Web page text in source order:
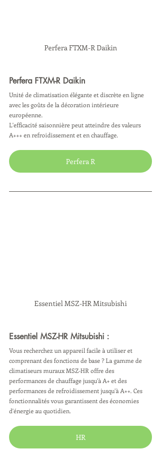
Perfera FTXM-R Daikin
Perfera FTXM-R Daikin
Unité de climatisation élégante et discrète en ligne
avec les goûts de la décoration intérieure
européenne.
L'efficacité saisonnière peut atteindre des valeurs
A+++ en refroidissement et en chauffage.
Perfera R
Essentiel MSZ-HR Mitsubishi
Essentiel MSZ-HR Mitsubishi :
Vous recherchez un appareil facile à utiliser et
comprenant des fonctions de base ? La gamme de
climatiseurs muraux MSZ-HR offre des
performances de chauffage jusqu'à A+ et des
performances de refroidissement jusqu'à A++. Ces
fonctionnalités vous garantissent des économies
d'énergie au quotidien.
HR